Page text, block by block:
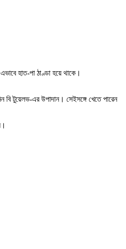
হাত-পা ঠাণ্ডা হয়ে থাকে।
বি টুয়েলভ-এর উপাদান। সেইসঙ্গে খেতে পারেন